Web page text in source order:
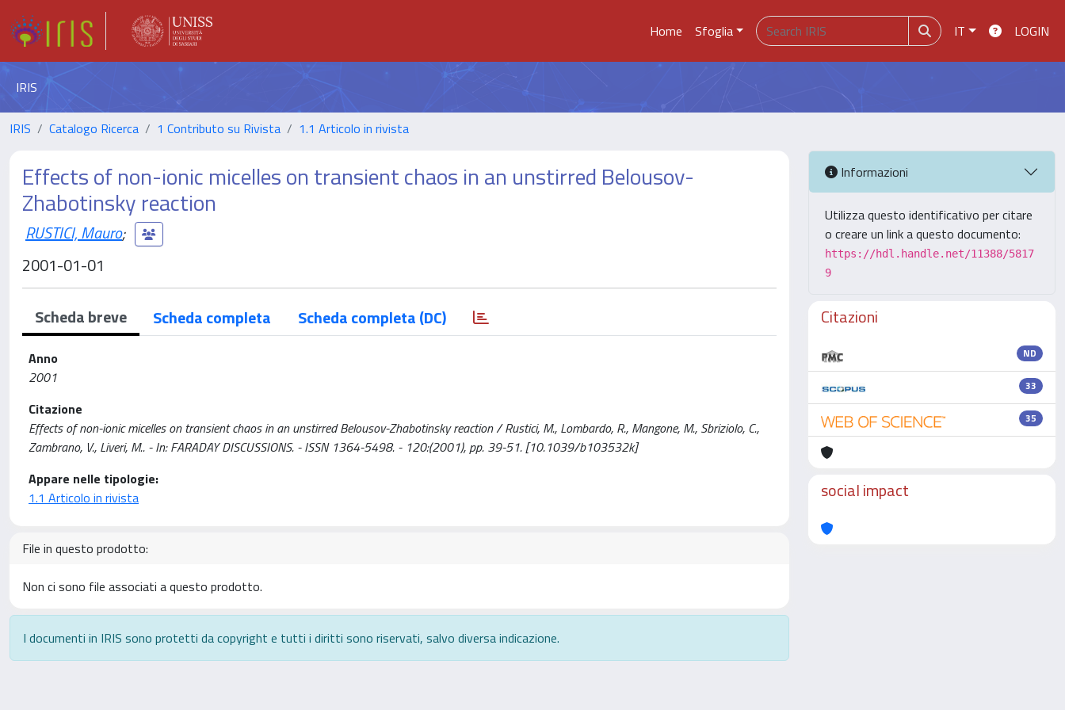
Home Sfoglia IT LOGIN
IRIS
IRIS Catalogo Ricerca 1 Contributo su Rivista 1.1 Articolo in rivista
Effects of non-ionic micelles on transient chaos in an unstirred Belousov-
Zhabotinsky reaction
RUSTICI, Mauro;
2001-01-01
Scheda breve Scheda completa Scheda completa (DC)
Anno
2001
Citazione
Effects of non-ionic micelles on transient chaos in an unstirred Belousov-Zhabotinsky reaction / Rustici, M., Lombardo, R., Mangone, M., Sbriziolo, C.,
Zambrano, V., Liveri, M.. - In: FARADAY DISCUSSIONS. - ISSN 1364-5498. - 120:(2001), pp. 39-51. [10.1039/b103532k]
Appare nelle tipologie:
1.1 Articolo in rivista
File in questo prodotto:
Non ci sono file associati a questo prodotto.
I documenti in IRIS sono protetti da copyright e tutti i diritti sono riservati, salvo diversa indicazione.
Informazioni
Utilizza questo identificativo per citare
o creare un link a questo documento:
https://hdl.handle.net/11388/5817
9
Citazioni
ND
33
35
social impact